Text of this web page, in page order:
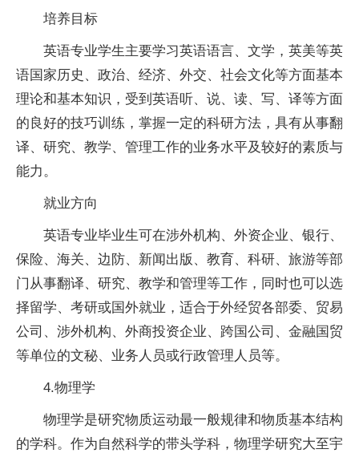
培养目标
英语专业学生主要学习 英语语言、文学，英美等英
语国家历史、政治、经济、外交、社会文化等方面基本
理论和基本知识，受到英语听、说、读、写、译等方面
的良好的技巧训练，掌握一定的科研方法，具有从事翻
译、研究、教学、管理工作的业务水平及较好的素质与
能力。
就业方向
英语专业毕业生可在涉外机构、外资企业、银行、
保险、海关、边防、新闻出版、教育、科研、旅游等部
门从事翻译、研究、教学和管理等工作，同时也可以选
择留学、考研或国外就业，适合于外经贸各部委、贸易
公司、涉外机构、外商投资企业、跨国公司、 金融 国贸
等单位的文秘、业务人员或行政管理人员等。
4.物理学
物理学是研究物质运动最一般规律和物质基本结构
的学科。作为自然科学的带头学科，物理学研究大至宇